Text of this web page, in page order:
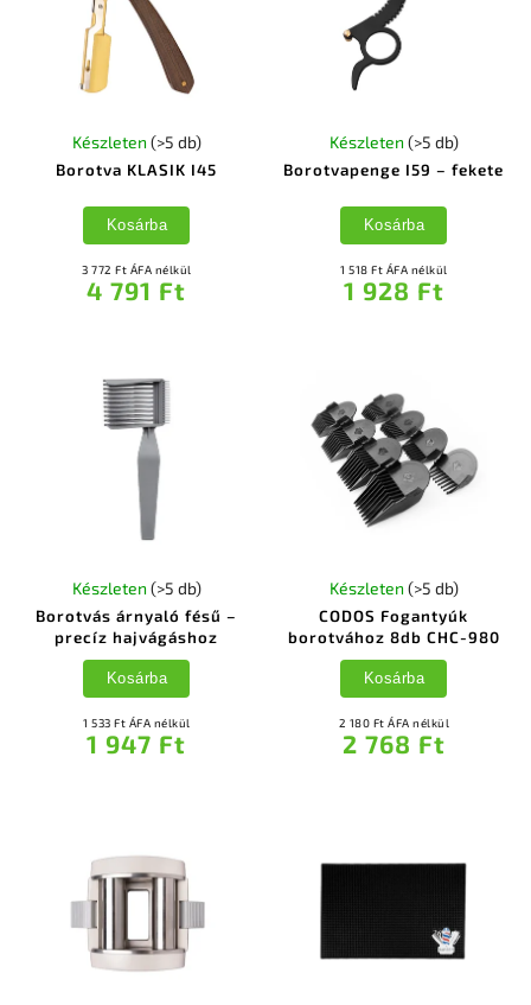
Borotva KLASIK I45
Készleten (>5 db)
3 772 Ft ÁFA nélkül
4 791 Ft
Kosárba
Borotvapenge I59 – fekete
Készleten (>5 db)
1 518 Ft ÁFA nélkül
1 928 Ft
Kosárba
Borotvás árnyaló fésű –
precíz hajvágáshoz
Készleten (>5 db)
1 533 Ft ÁFA nélkül
1 947 Ft
Kosárba
CODOS Fogantyúk
borotvához 8db CHC-980
Készleten (>5 db)
2 180 Ft ÁFA nélkül
2 768 Ft
Kosárba